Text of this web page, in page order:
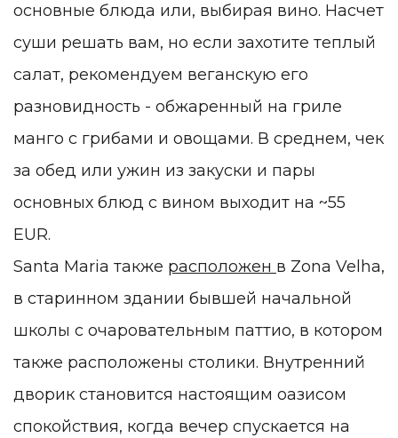
основные блюда или, выбирая вино. Насчет
суши решать вам, но если захотите теплый
салат, рекомендуем веганскую его
разновидность - обжаренный на гриле
манго с грибами и овощами. В среднем, чек
за обед или ужин из закуски и пары
основных блюд с вином выходит на ~55
EUR.
Santa Maria также расположен в Zona Velha,
в старинном здании бывшей начальной
школы с очаровательным паттио, в котором
также расположены столики. Внутренний
дворик становится настоящим оазисом
спокойствия, когда вечер спускается на